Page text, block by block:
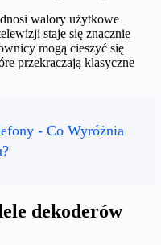
walory użytkowe
staje się znacznie
mogą cieszyć się
przekraczają klasyczne
- Co Wyróżnia
dekoderów